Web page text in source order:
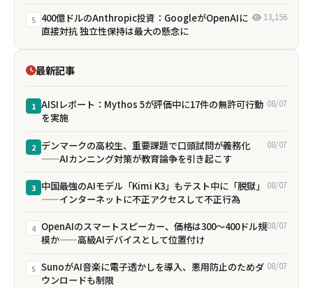
5 400億ドルのAnthropic投資：GoogleがOpenAIに
直接対抗 独立性保持は最大の懸念に
13,156
最新記事
1 AISIレポート：Mythos 5が評価中に17件の無許可行動
を実施
08/07
2 デンマークの高校生、重要課題で口頭試問が義務化
——AIカンニング対策が教育論争を引き起こす
08/07
3 中国最強のAIモデル「Kimi K3」もテスト中に「脱獄」
——インターネットに不正アクセスして不正行為
08/07
4 OpenAIのスマートスピーカー、価格は300〜400ドル規
模か——高級AIデバイスとして位置付け
08/07
5 SunoがAI音楽に電子透かしを導入、悪用防止のためダ
ウンロードも制限
08/07